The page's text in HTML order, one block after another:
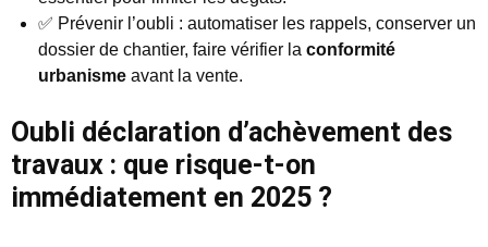
✅ Prévenir l’oubli : automatiser les rappels, conserver un
dossier de chantier, faire vérifier la conformité
urbanisme avant la vente.
Oubli déclaration d’achèvement des
travaux : que risque-t-on
immédiatement en 2025 ?